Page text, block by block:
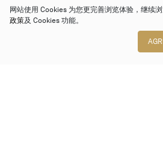
网站使用 Cookies 为您更完善浏览体验，继续
政策及 Cookies 功能。